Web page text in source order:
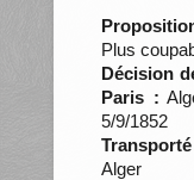
Plus
Décision
Paris :
5/9/1852
Alger